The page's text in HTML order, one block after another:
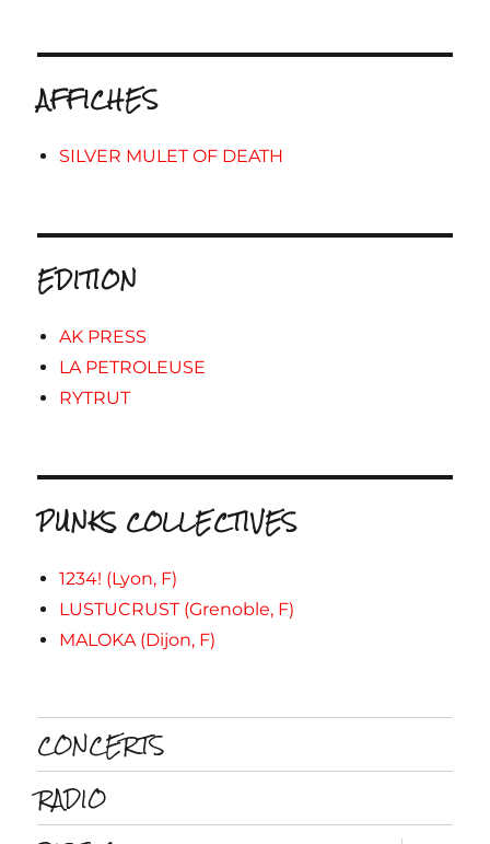
AFFICHES
SILVER MULET OF DEATH
EDITION
AK PRESS
LA PETROLEUSE
RYTRUT
PUNKS COLLECTIVES
1234! (Lyon, F)
LUSTUCRUST (Grenoble, F)
MALOKA (Dijon, F)
CONCERTS
RADIO